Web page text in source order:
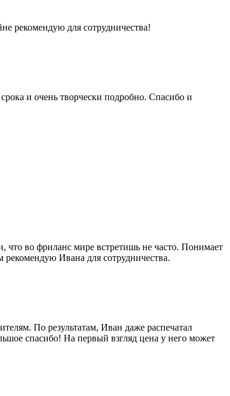
рекомендую для сотрудничества!
и очень творчески подробно. Спасибо и
что во фриланс мире встретишь не часто. Понимает
рекомендую Ивана для сотрудничества.
По результатам, Иван даже распечатал
спасибо! На первый взгляд цена у него может